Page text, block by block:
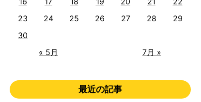
« 5月 7月 »
23
24 25 26 27 28
29
30
最近の記事